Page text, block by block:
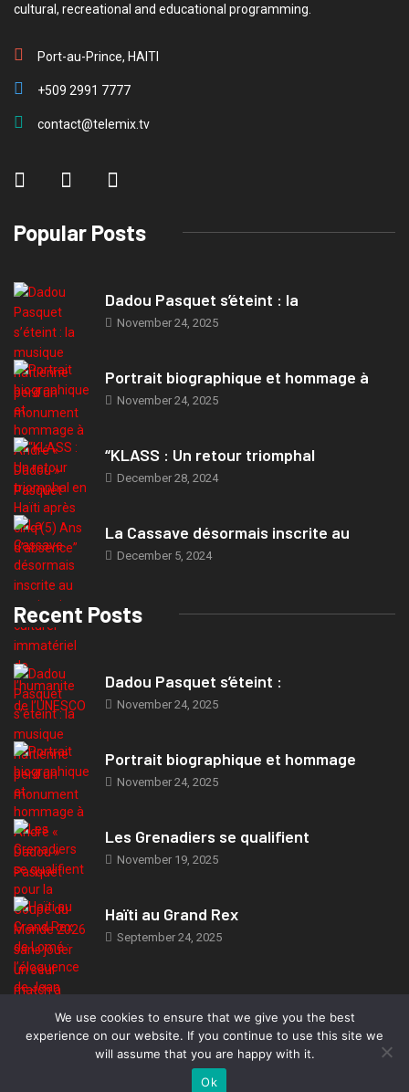
cultural, recreational and educational programming.
Port-au-Prince, HAITI
+509 2991 7777
contact@telemix.tv
Popular Posts
Dadou Pasquet s’éteint : la
November 24, 2025
Portrait biographique et hommage à
November 24, 2025
“KLASS : Un retour triomphal
December 28, 2024
La Cassave désormais inscrite au
December 5, 2024
Recent Posts
Dadou Pasquet s’éteint :
November 24, 2025
Portrait biographique et hommage
November 24, 2025
Les Grenadiers se qualifient
November 19, 2025
Haïti au Grand Rex
September 24, 2025
© 2019, TeleMIX Haiti- All rights reserved. Webdesign: Marc-Eden
Jeudy.
We use cookies to ensure that we give you the best
experience on our website. If you continue to use this site we
will assume that you are happy with it.
Ok